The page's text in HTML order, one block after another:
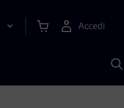
Accedi